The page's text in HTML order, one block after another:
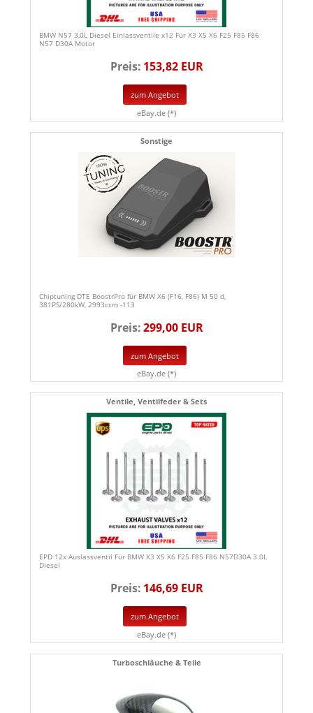
BMW N57 3,0L Diesel Einlassventile x12 Für X3 X5 X6 F25 F85 F86
N57 D30A Motor
Preis: 153,82 EUR
zum Angebot
eBay.de (*)
Sonstige
Chiptuning DTE BoostrPro für BMW X6 (F16, F86) M 50 d,
381PS/280kW, 2993ccm -113
Preis:299,00 EUR
zum Angebot
eBay.de (*)
Ventile, Ventilfeder & Sets
EPD 12x Auslassventil Für BMW X3 X5 X6 F25 F85 F86 N57D30A 3.0L
Diesel
Preis: 146,69 EUR
zum Angebot
eBay.de (*)
Turboschläuche & Teile